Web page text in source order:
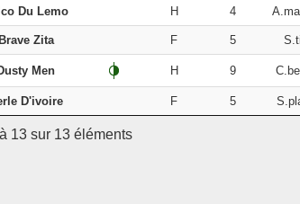
Du Lemo H 4
Brave Zita F 5
Men H 9
D'ivoire F 5
13 sur 13 éléments